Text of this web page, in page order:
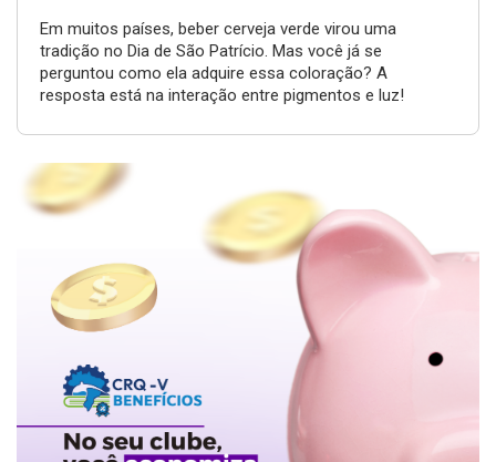
Em muitos países, beber cerveja verde virou uma
tradição no Dia de São Patrício. Mas você já se
perguntou como ela adquire essa coloração? A
resposta está na interação entre pigmentos e luz!